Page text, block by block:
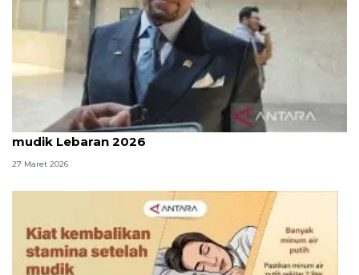
Komisi III DPR: Polri sudah kerja maksimal atur
mudik Lebaran 2026
27 Maret 2026